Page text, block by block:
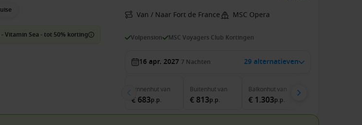
- Vitamin Sea - tot 50% korting
Van / Naar Fort de France MSC Opera
Volpension MSC Voyagers Club Kortingen
16 apr. 2027 7 Nachten 29 alternatieven
Binnenhutvan
€ 683p.p.
Buitenhutvan
€ 813p.p.
Balkonhutvan
€ 1.303p.p.